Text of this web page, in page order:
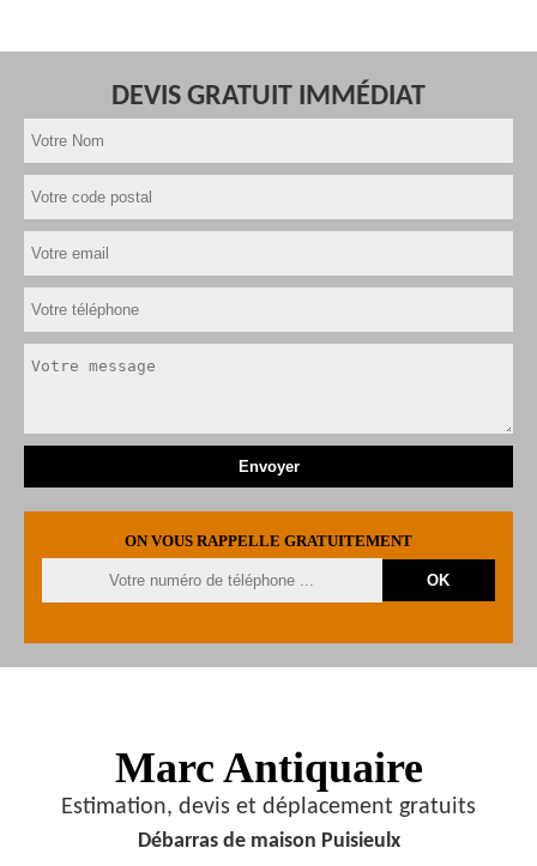
DEVIS GRATUIT IMMÉDIAT
ON VOUS RAPPELLE GRATUITEMENT
Marc Antiquaire
Estimation, devis et déplacement gratuits
Débarras de maison Puisieulx